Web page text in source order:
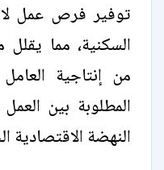
توفير فرص عمل
السكنية، مما يقلل
من إنتاجية
المطلوبة بين
النهضة الاقتصادية